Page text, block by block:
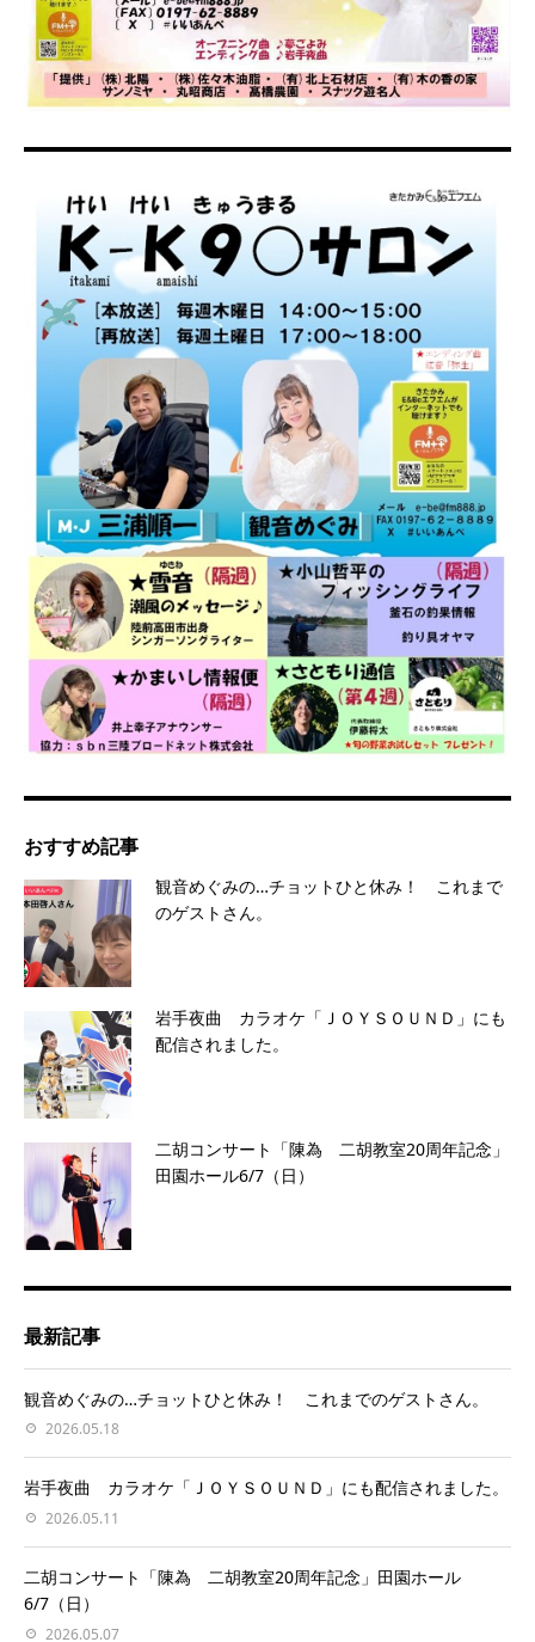
おすすめ記事
観音めぐみの…チョットひと休み！ これまで
のゲストさん。
岩手夜曲 カラオケ「ＪＯＹＳＯＵＮＤ」にも
配信されました。
二胡コンサート「陳為 二胡教室20周年記念」
田園ホール6/7（日）
最新記事
観音めぐみの…チョットひと休み！ これまでのゲストさん。
2026.05.18
岩手夜曲 カラオケ「ＪＯＹＳＯＵＮＤ」にも配信されました。
2026.05.11
二胡コンサート「陳為 二胡教室20周年記念」田園ホール
6/7（日）
2026.05.07